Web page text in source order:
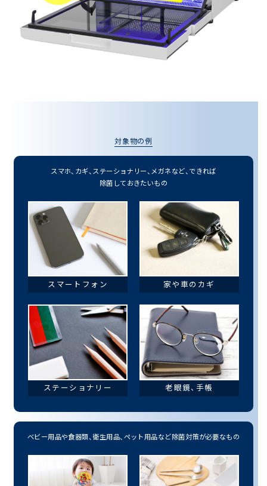
対象物の例
スマホ、カギ、ステーショナリー、メガネなど、できれば
除菌しておきたいもの
スマートフォン 家や車のカギ
ステーショナリー 老眼鏡、手帳
ベビー用品や食器類、衛生用品、ペット用品など除菌対策が必要なもの